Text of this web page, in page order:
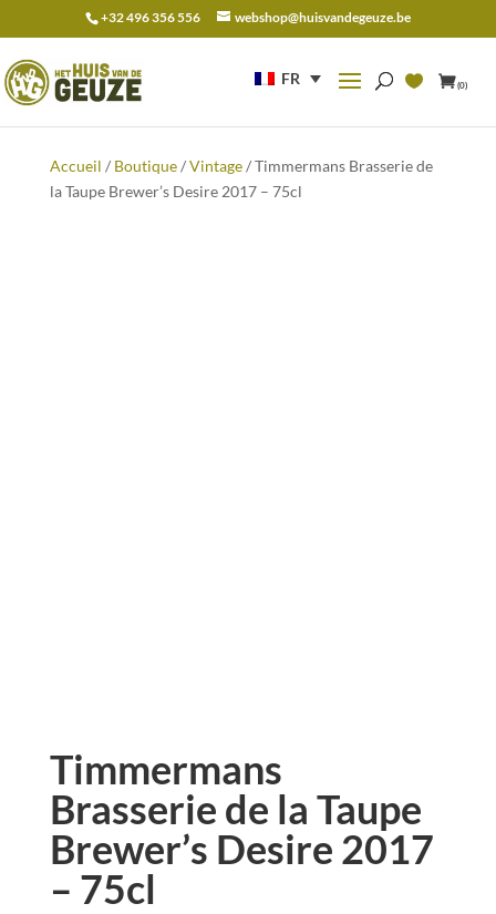
+32 496 356 556 webshop@huisvandegeuze.be
FR (0)
pour :
Accueil / Boutique/Vintage/ Timmermans Brasserie de
la Taupe Brewer’s Desire 2017 – 75cl
Timmermans
Brasserie de la Taupe
Brewer’s Desire 2017
– 75cl